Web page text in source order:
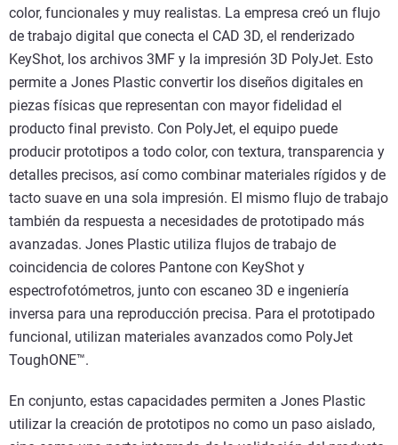
color, funcionales y muy realistas. La empresa creó un flujo
de trabajo digital que conecta el CAD 3D, el renderizado
KeyShot, los archivos 3MF y la impresión 3D PolyJet. Esto
permite a Jones Plastic convertir los diseños digitales en
piezas físicas que representan con mayor fidelidad el
producto final previsto. Con PolyJet, el equipo puede
producir prototipos a todo color, con textura, transparencia y
detalles precisos, así como combinar materiales rígidos y de
tacto suave en una sola impresión. El mismo flujo de trabajo
también da respuesta a necesidades de prototipado más
avanzadas. Jones Plastic utiliza flujos de trabajo de
coincidencia de colores Pantone con KeyShot y
espectrofotómetros, junto con escaneo 3D e ingeniería
inversa para una reproducción precisa. Para el prototipado
funcional, utilizan materiales avanzados como PolyJet
ToughONE™.
En conjunto, estas capacidades permiten a Jones Plastic
utilizar la creación de prototipos no como un paso aislado,